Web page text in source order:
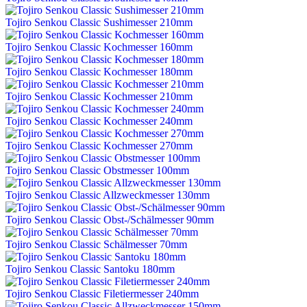
Tojiro Senkou Classic Sushimesser 210mm
Tojiro Senkou Classic Kochmesser 160mm
Tojiro Senkou Classic Kochmesser 180mm
Tojiro Senkou Classic Kochmesser 210mm
Tojiro Senkou Classic Kochmesser 240mm
Tojiro Senkou Classic Kochmesser 270mm
Tojiro Senkou Classic Obstmesser 100mm
Tojiro Senkou Classic Allzweckmesser 130mm
Tojiro Senkou Classic Obst-/Schälmesser 90mm
Tojiro Senkou Classic Schälmesser 70mm
Tojiro Senkou Classic Santoku 180mm
Tojiro Senkou Classic Filetiermesser 240mm